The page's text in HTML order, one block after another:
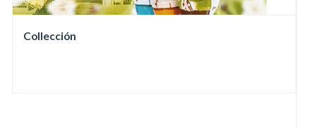
Collección